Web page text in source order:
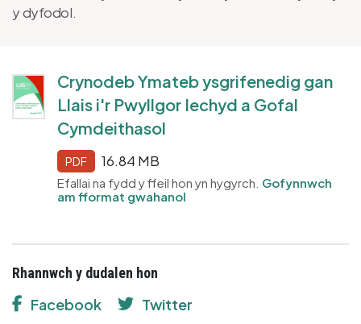
y dyfodol.
Crynodeb Ymateb ysgrifenedig gan
Llais i'r Pwyllgor Iechyd a Gofal
Cymdeithasol
PDF 16.84 MB
Efallai na fydd y ffeil hon yn hygyrch. Gofynnwch
am fformat gwahanol
Rhannwch y dudalen hon
Facebook Twitter